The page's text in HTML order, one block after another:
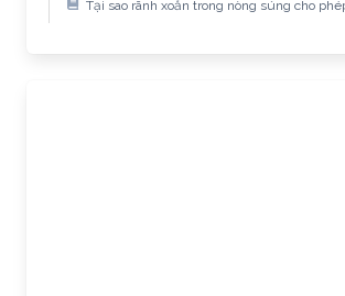
Tại sao rãnh xoắn trong nòng súng cho